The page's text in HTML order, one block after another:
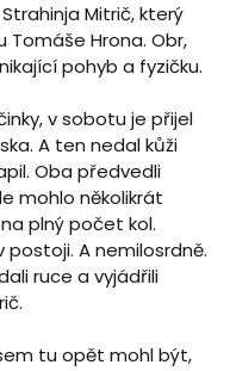
Mitrič, který
Hrona. Obr,
pohyb a fyzičku.
v sobotu je přijel
A ten nedal kůži
Oba předvedli
mohlo několikrát
plný počet kol.
A nemilosrdně.
ruce a vyjádřili
tu opět mohl být,